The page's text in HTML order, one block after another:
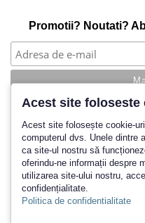
Promotii? Noutati?
Povestea noastra
Cum cumpar?
Termeni si conditii
Politica de retur
Contact
Inregistrare
© 2026
Acest site foloseste
Acest site folosește cookie-
computerul dvs. Unele dintre
ca site-ul nostru să
oferindu-ne informații despre
utilizarea site-ului nostru,
confidențialitate.
Politica de confidentialitate